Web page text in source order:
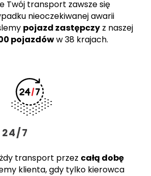
Twój transport zawsze się
nieoczekiwanej awarii
pojazd zastępczy z naszej
pojazdóww 38 krajach.
7
transport przez całą dobę
klienta, gdy tylko kierowca